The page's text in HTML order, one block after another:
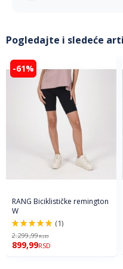
Pogledajte i sledeće
-61%
RANG Biciklističke remington
W
100%
(1)
2.299,99RSD
899,99RSD